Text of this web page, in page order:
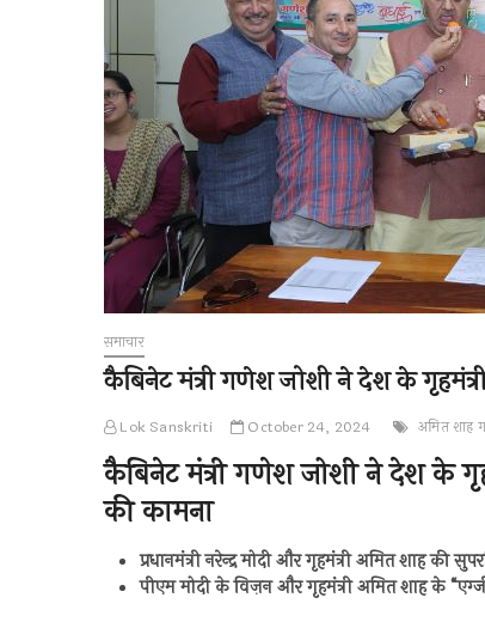
समाचार
कैबिनेट मंत्री गणेश जोशी ने देश के
Lok Sanskriti October 24, 2024 अमित शाह
कैबिनेट मंत्री गणेश जोशी ने देश के
की कामना
प्रधानमंत्री नरेन्द्र मोदी और गृहमंत्री अमित शाह की
पीएम मोदी के विज़न और गृहमंत्री अमित शाह के